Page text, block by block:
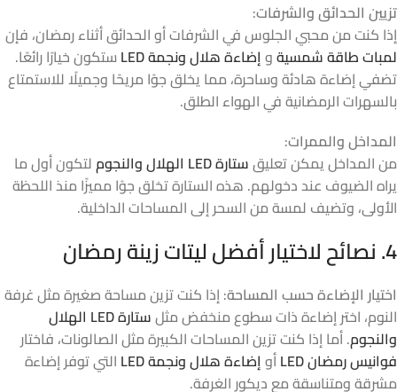
تزيين الحدائق والشرفات:
إذا كنت من محبي الجلوس في الشرفات أو الحدائق أثناء رمضان، فإن
لمبات طاقة شمسيةوإضاءة هلال ونجمة LED
ستكون خيارًا رائعًا.
تضفي إضاءة هادئة وساحرة، مما يخلق جوًا مريحًا وجميلًا للاستمتاع
بالسهرات الرمضانية في الهواء الطلق.
المداخل والممرات:
من المداخل يمكن تعليقستارة LED الهلال والنجوم
لتكون أول ما
يراه الضيوف عند دخولهم. هذه الستارة تخلق جوًا مميزًا منذ اللحظة
الأولى، وتضيف لمسة من السحر إلى المساحات الداخلية.
4. نصائح لاختيار أفضل ليتات زينة رمضان
اختيار الإضاءة حسب المساحة: إذا كنت تزين مساحة صغيرة مثل غرفة
النوم، اختر إضاءة ذات سطوع منخفض مثل
ستارة LED الهلال
والنجوم. أما إذا كنت تزين المساحات الكبيرة مثل الصالونات، فاختار
فوانيس رمضان LED
أوإضاءة هلال ونجمة LED
التي توفر إضاءة
مشرقة ومتناسقة مع ديكور الغرفة.